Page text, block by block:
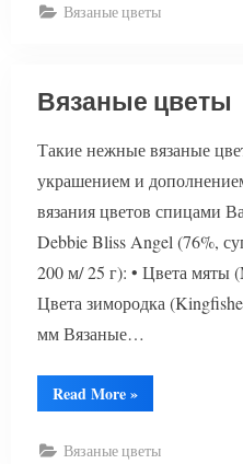
Вязаные цветы
Вязаные цветы
Такие нежные вязаные
украшением и
вязания цветов спицами
Debbie Bliss Angel (76%,
200 м/ 25 г): • Цвета мяты
Цвета зимородка
мм Вязаные…
Read More“Вязаные
цветы”
»
Вязаные цветы